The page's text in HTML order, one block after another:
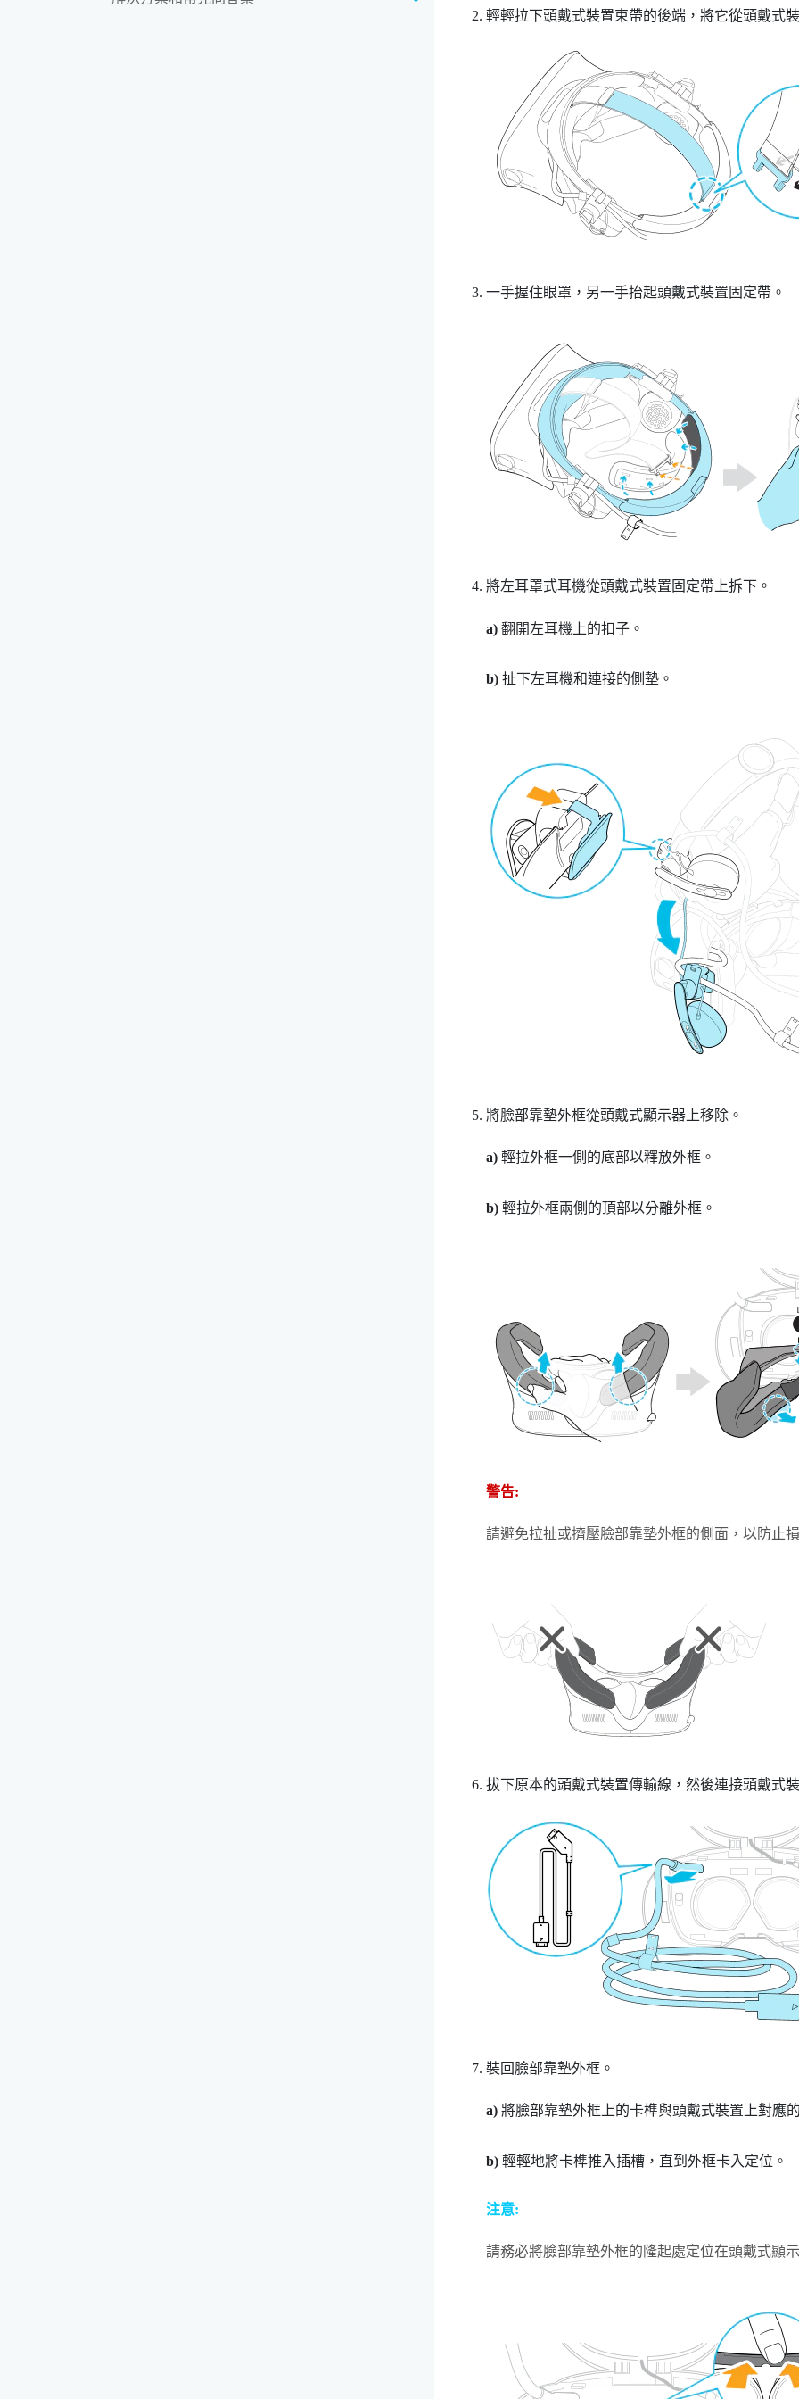
輕輕拉下頭戴式裝置束帶的後端，將它從頭戴式
一手握住眼罩，另一手抬起頭戴式裝置固定帶。
將左耳罩式耳機從頭戴式裝置固定帶上拆下。
a)翻開左耳機上的扣子。
b)扯下左耳機和連接的側墊。
將臉部靠墊外框從頭戴式顯示器上移除。
a)輕拉外框一側的底部以釋放外框。
b)輕拉外框兩側的頂部以分離外框。
警告:
請避免拉扯或擠壓臉部靠墊外框的側面，以防止
拔下原本的頭戴式裝置傳輸線，然後連接頭戴式
裝回臉部靠墊外框。
a)將臉部靠墊外框上的卡榫與頭戴式裝置上對應
b)輕輕地將卡榫推入插槽，直到外框卡入定位。
注意:
請務必將臉部靠墊外框的隆起處定位在頭戴式顯